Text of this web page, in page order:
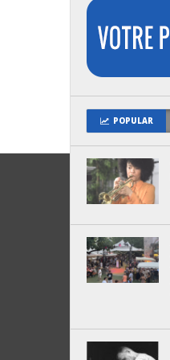
POPULAR